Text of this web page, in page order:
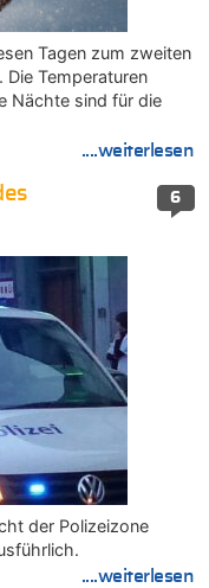
Tagen zum zweiten
Die Temperaturen
Nächte sind für die
....weiterlesen
6
der Polizeizone
....weiterlesen